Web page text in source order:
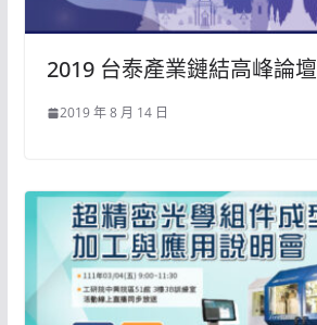
2019 台泰產業鏈結高峰論壇
2019 年 8 月 14 日